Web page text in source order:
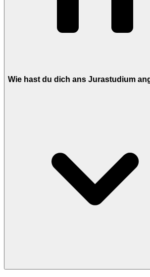
Wie hast du dich ans Jurastudium